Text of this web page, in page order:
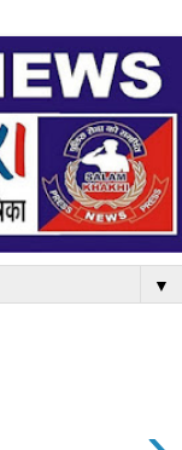
▼